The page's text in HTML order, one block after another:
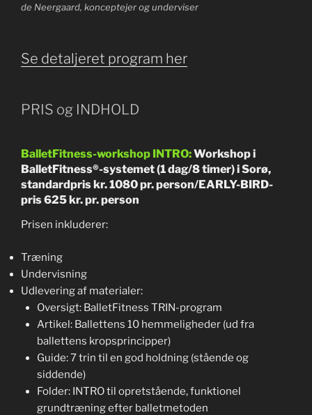
de Neergaard, konceptejer og underviser
Se detaljeret program her
PRIS og INDHOLD
BalletFitness-workshop INTRO:Workshop i
BalletFitness®-systemet (1 dag/8 timer) i Sorø,
standardpris kr. 1080 pr. person/EARLY-BIRD-
pris 625 kr. pr. person
Prisen inkluderer:
Træning
Undervisning
Udlevering af materialer:
Oversigt: BalletFitness TRIN-program
Artikel: Ballettens 10 hemmeligheder (ud fra
ballettens kropsprincipper)
Guide: 7 trin til en god holdning (stående og
siddende)
Folder: INTRO til opretstående, funktionel
grundtræning efter balletmetoden